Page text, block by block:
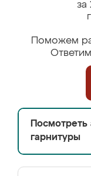
за
Поможем
гарнитуры